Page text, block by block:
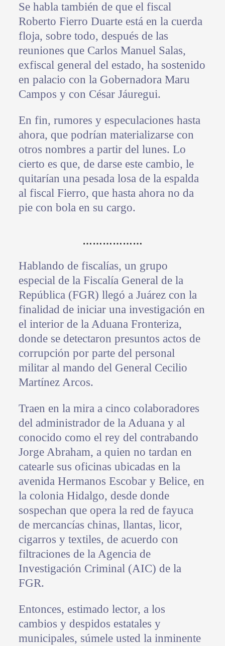
Se habla también de que el fiscal
Roberto Fierro Duarte está en la cuerda
floja, sobre todo, después de las
reuniones que Carlos Manuel Salas,
exfiscal general del estado, ha sostenido
en palacio con la Gobernadora Maru
Campos y con César Jáuregui.
En fin, rumores y especulaciones hasta
ahora, que podrían materializarse con
otros nombres a partir del lunes. Lo
cierto es que, de darse este cambio, le
quitarían una pesada losa de la espalda
al fiscal Fierro, que hasta ahora no da
pie con bola en su cargo.
………………
Hablando de fiscalías, un grupo
especial de la Fiscalía General de la
República (FGR) llegó a Juárez con la
finalidad de iniciar una investigación en
el interior de la Aduana Fronteriza,
donde se detectaron presuntos actos de
corrupción por parte del personal
militar al mando del General Cecilio
Martínez Arcos.
Traen en la mira a cinco colaboradores
del administrador de la Aduana y al
conocido como el rey del contrabando
Jorge Abraham, a quien no tardan en
catearle sus oficinas ubicadas en la
avenida Hermanos Escobar y Belice, en
la colonia Hidalgo, desde donde
sospechan que opera la red de fayuca
de mercancías chinas, llantas, licor,
cigarros y textiles, de acuerdo con
filtraciones de la Agencia de
Investigación Criminal (AIC) de la
FGR.
Entonces, estimado lector, a los
cambios y despidos estatales y
municipales, súmele usted la inminente